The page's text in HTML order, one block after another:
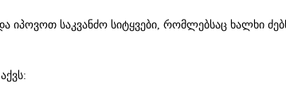
იპოვოთ საკვანძო სიტყვები, რომლებსაც ხალხი